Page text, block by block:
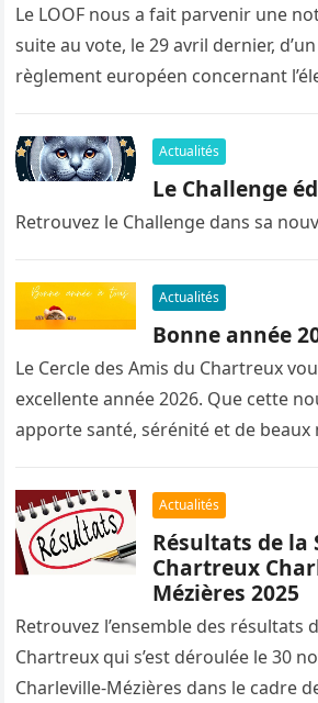
Le LOOF nous a fait parvenir une
suite au vote, le 29 avril dernier,
règlement européen concernant
Actualités
Le Challenge
Retrouvez le Challenge dans sa
Actualités
Bonne année
Le Cercle des Amis du Chartreux
excellente année 2026. Que cette
apporte santé, sérénité et de beaux
Actualités
Résultats de la
Chartreux
Mézières 2025
Retrouvez l’ensemble des résultats
Chartreux qui s’est déroulée le 30
Charleville-Mézières dans le cadre